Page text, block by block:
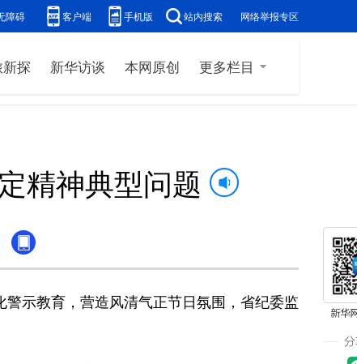
障碍 客户端 手机版 站内搜索 网络举报专区
探 新华访谈 本网原创 更多栏目
精神典型问题
示教育，营造风清气正节日氛围，省纪委监